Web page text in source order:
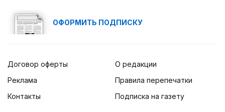
ОФОРМИТЬ ПОДПИСКУ
Договор оферты
Реклама
Контакты
О редакции
Правила перепечатки
Подписка на газету